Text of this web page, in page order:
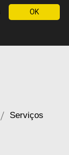
Menu
Serviços
OK